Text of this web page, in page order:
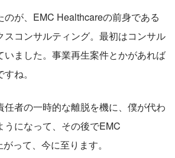
のが、EMC Healthcareの前身である
スコンサルティング。最初はコンサル
いました。事業再生案件とかがあれば
ね。
任者の一時的な離脱を機に、僕が代わ
うになって、その後でEMC
って、今に至ります。